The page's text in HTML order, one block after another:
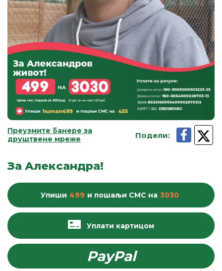
Преузмите банере за
друштвене мреже
Подели:
За Александра!
Уплати картицом
PayPal
Упиши 499 и пошаљи СМС на 3030